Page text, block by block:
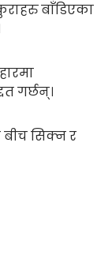
बाँडिएका
गर्छन्।
सिक्न र